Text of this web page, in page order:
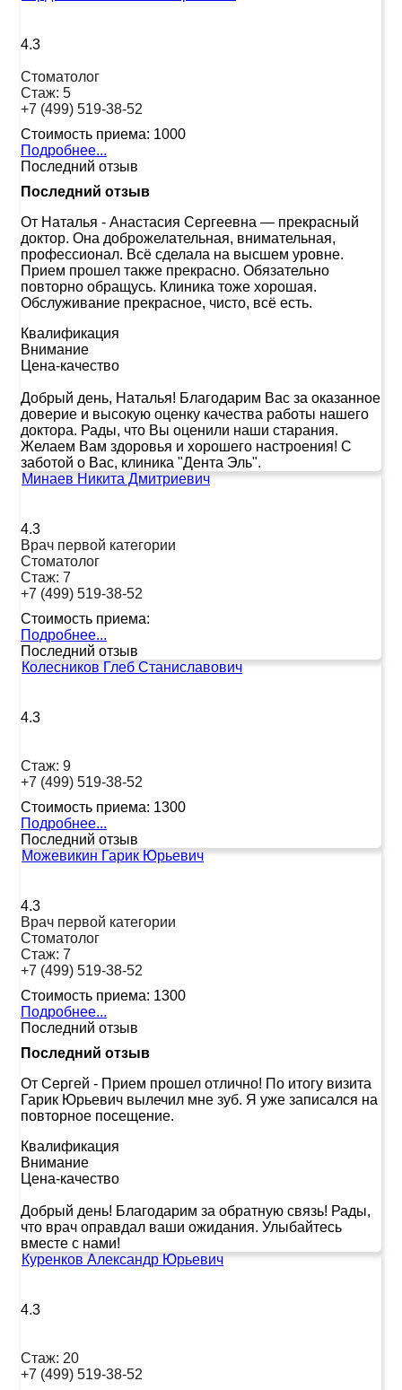
4.3
Стоматолог
Стаж: 5
+7 (499) 519-38-52
Стоимость приема: 1000
Подробнее...
Последний отзыв
Последний отзыв
От Наталья - Анастасия Сергеевна — прекрасный
доктор. Она доброжелательная, внимательная,
профессионал. Всё сделала на высшем уровне.
Прием прошел также прекрасно. Обязательно
повторно обращусь. Клиника тоже хорошая.
Обслуживание прекрасное, чисто, всё есть.
Квалификация
Внимание
Цена-качество
Добрый день, Наталья! Благодарим Вас за оказанное
доверие и высокую оценку качества работы нашего
доктора. Рады, что Вы оценили наши старания.
Желаем Вам здоровья и хорошего настроения! С
заботой о Вас, клиника "Дента Эль".
Минаев Никита Дмитриевич
4.3
Врач первой категории
Стоматолог
Стаж: 7
+7 (499) 519-38-52
Стоимость приема:
Подробнее...
Последний отзыв
Колесников Глеб Станиславович
4.3
Стаж: 9
+7 (499) 519-38-52
Стоимость приема: 1300
Подробнее...
Последний отзыв
Можевикин Гарик Юрьевич
4.3
Врач первой категории
Стоматолог
Стаж: 7
+7 (499) 519-38-52
Стоимость приема: 1300
Подробнее...
Последний отзыв
Последний отзыв
От Сергей - Прием прошел отлично! По итогу визита
Гарик Юрьевич вылечил мне зуб. Я уже записался на
повторное посещение.
Квалификация
Внимание
Цена-качество
Добрый день! Благодарим за обратную связь! Рады,
что врач оправдал ваши ожидания. Улыбайтесь
вместе с нами!
Куренков Александр Юрьевич
4.3
Стаж: 20
+7 (499) 519-38-52